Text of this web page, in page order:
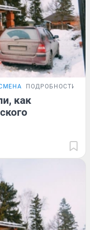
ПОДРОБНОСТИ
как